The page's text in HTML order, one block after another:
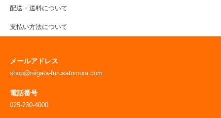
配送・送料について
支払い方法について
メールアドレス
shop@niigata-furusatomura.com
電話番号
025-230-4000